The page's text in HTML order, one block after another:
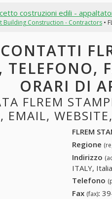
costruzioni edili -
Building Construction - Contractors•
TELEFONO,
ORARI DI
FLREM
EMAIL,
FLREM
Regione
Indirizzo
ITALY, Italia
Telefono
Fax (fax):